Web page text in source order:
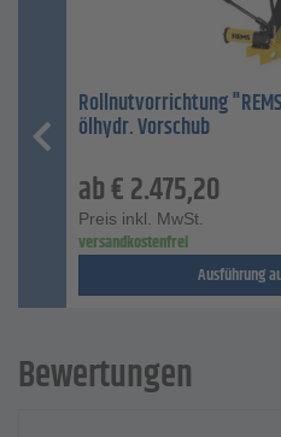
Rollnutvorrichtung
ölhydr. Vorschub
ab€2.475,20
Preis inkl. MwSt.
versandkostenfrei
Ausführung
Bewertungen